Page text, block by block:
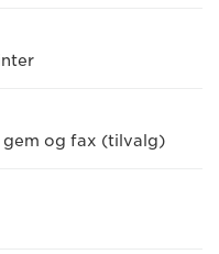
gem og fax (tilvalg)